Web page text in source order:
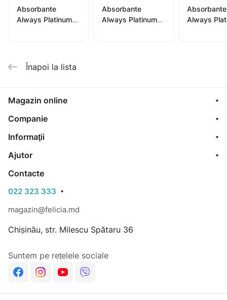
Absorbante
Always Platinum
Absorbante
Always Platinum
Absorbante
Always
Înapoi la lista
Magazin online
Companie
Informaţii
Ajutor
Contacte
022 323 333
magazin@felicia.md
Chișinău, str. Milescu Spătaru 36
Suntem pe rețelele sociale